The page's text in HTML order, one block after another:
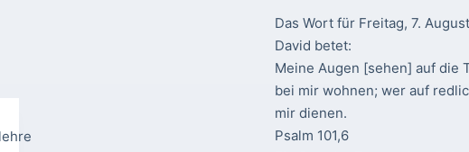
Das Wort für Freitag, 7.
David betet:
Meine Augen [sehen] auf die
bei mir wohnen; wer auf
mir dienen.
Psalm 101,6